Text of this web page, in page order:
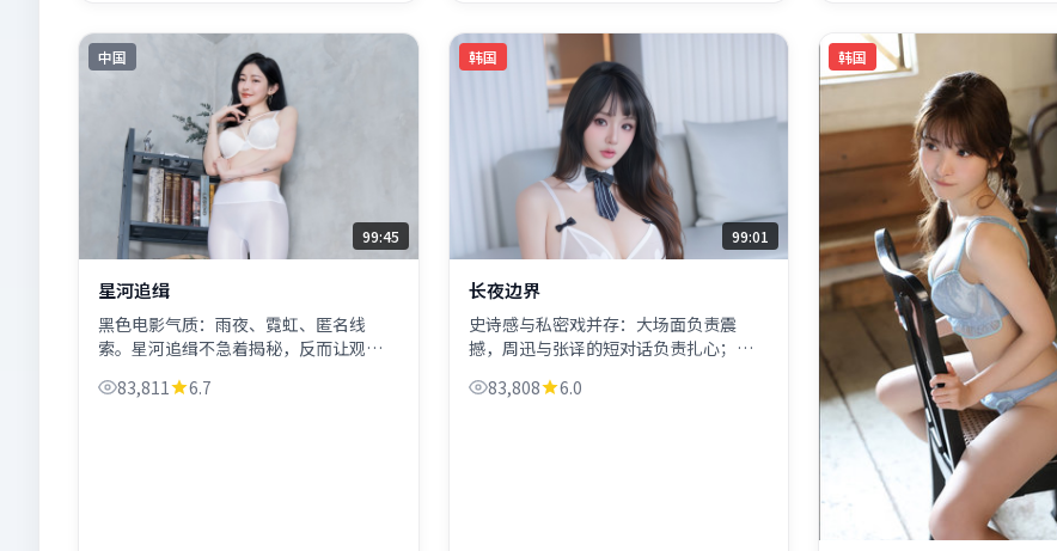
中国
99:45
星河追缉
黑色电影气质：雨夜、霓虹、匿名线
索。星河追缉不急着揭秘，反而让观众
83,811 6.7
韩国
99:01
长夜边界
史诗感与私密戏并存：大场面负责震
撼，周迅与张译的短对话负责扎心；奉
83,808 6.0
韩国